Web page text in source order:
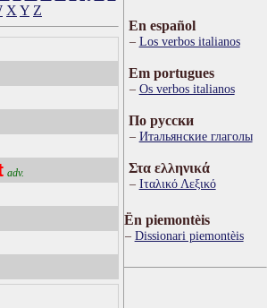
X Y Z
adv.
En español
Los verbos italianos
Em portugues
Os verbos italianos
По русски
Итальянские глаголы
Στα ελληνικά
Ιταλικό Λεξικό
Ën piemontèis
Dissionari piemontèis